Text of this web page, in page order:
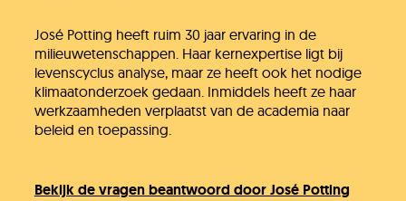
José Potting heeft ruim 30 jaar ervaring in de
milieuwetenschappen. Haar kernexpertise ligt bij
levenscyclus analyse, maar ze heeft ook het nodige
klimaatonderzoek gedaan. Inmiddels heeft ze haar
werkzaamheden verplaatst van de academia naar
beleid en toepassing.
Bekijk de vragen beantwoord door José Potting